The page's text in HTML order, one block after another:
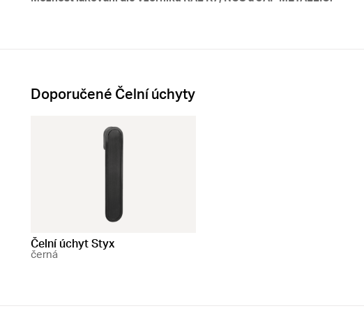
Doporučené Čelní úchyty
Čelní úchyt Styx
černá